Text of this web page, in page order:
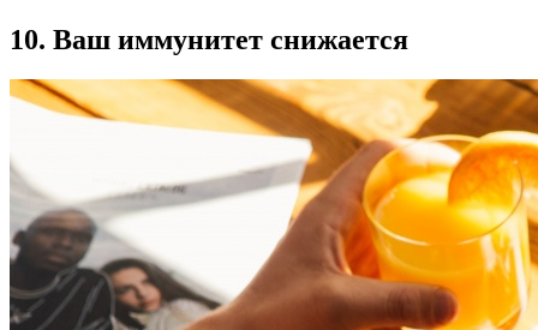
10. Ваш иммунитет снижается